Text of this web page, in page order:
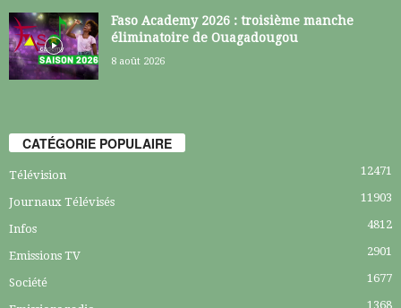
Faso Academy 2026 : troisième manche
éliminatoire de Ouagadougou
8 août 2026
CATÉGORIE POPULAIRE
Télévision 12471
Journaux Télévisés 11903
Infos 4812
Emissions TV 2901
Société 1677
1368